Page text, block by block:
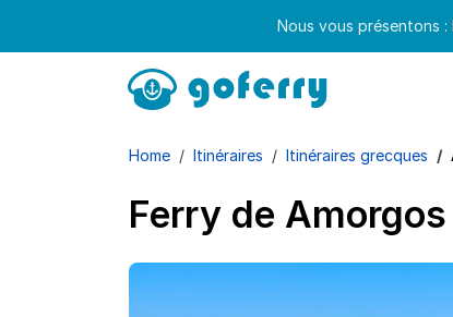
Nous vous présentons
Home Itinéraires Itinéraires grecques
Ferry de